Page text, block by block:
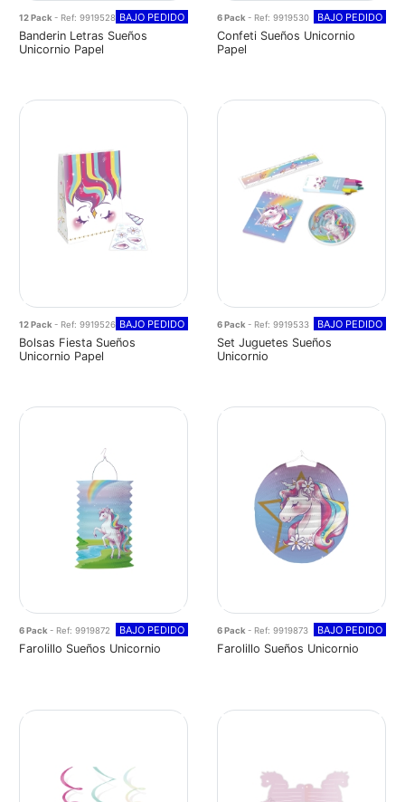
12 Pack- Ref: 9919528 BAJO PEDIDO
Banderin Letras Sueños
Unicornio Papel
6 Pack- Ref: 9919530 BAJO PEDIDO
Confeti Sueños Unicornio
Papel
12 Pack - Ref: 9919526 BAJO PEDIDO
Bolsas Fiesta Sueños
Unicornio Papel
6 Pack - Ref: 9919533 BAJO PEDIDO
Set Juguetes Sueños
Unicornio
6 Pack - Ref: 9919872 BAJO PEDIDO
Farolillo Sueños Unicornio
6 Pack - Ref: 9919873 BAJO PEDIDO
Farolillo Sueños Unicornio